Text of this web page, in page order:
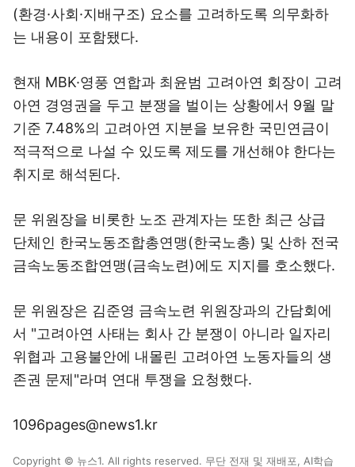
(환경·사회·지배구조) 요소를 고려하도록 의무화하
는 내용이 포함됐다.
현재 MBK·영풍 연합과 최윤범 고려아연 회장이 고려
아연 경영권을 두고 분쟁을 벌이는 상황에서 9월 말
기준 7.48%의 고려아연 지분을 보유한 국민연금이
적극적으로 나설 수 있도록 제도를 개선해야 한다는
취지로 해석된다.
문 위원장을 비롯한 노조 관계자는 또한 최근 상급
단체인 한국노동조합총연맹(한국노총) 및 산하 전국
금속노동조합연맹(금속노련)에도 지지를 호소했다.
문 위원장은 김준영 금속노련 위원장과의 간담회에
서 "고려아연 사태는 회사 간 분쟁이 아니라 일자리
위협과 고용불안에 내몰린 고려아연 노동자들의 생
존권 문제"라며 연대 투쟁을 요청했다.
1096pages@news1.kr
Copyright © 뉴스1. All rights reserved. 무단 전재 및 재배포, AI학습